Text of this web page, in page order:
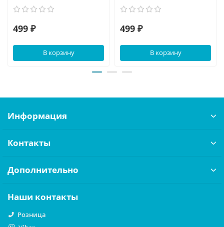
499 ₽
В корзину
499 ₽
В корзину
Информация
Контакты
Дополнительно
Наши контакты
Розница